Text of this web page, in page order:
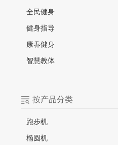
全民健身
健身指导
康养健身
智慧教体
按产品分类
跑步机
椭圆机